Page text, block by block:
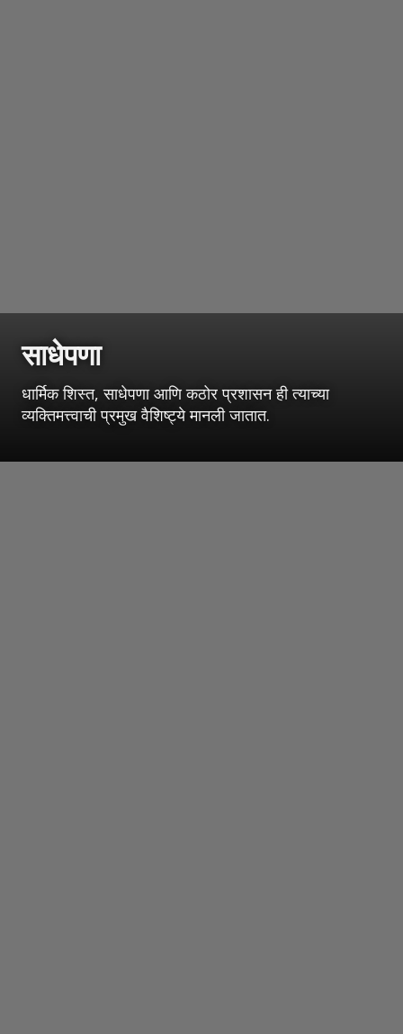
साधेपणा
धार्मिक शिस्त, साधेपणा आणि कठोर प्रशासन ही त्याच्या
व्यक्तिमत्त्वाची प्रमुख वैशिष्ट्ये मानली जातात.